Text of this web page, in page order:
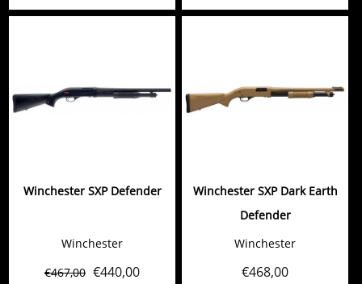
Winchester SXP Defender
Winchester
€467,00 €440,00
Winchester SXP Dark Earth
Defender
Winchester
€468,00